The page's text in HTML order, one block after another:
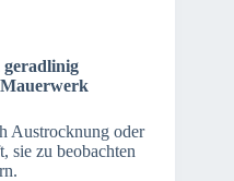
Austrocknung oder
sie zu beobachten